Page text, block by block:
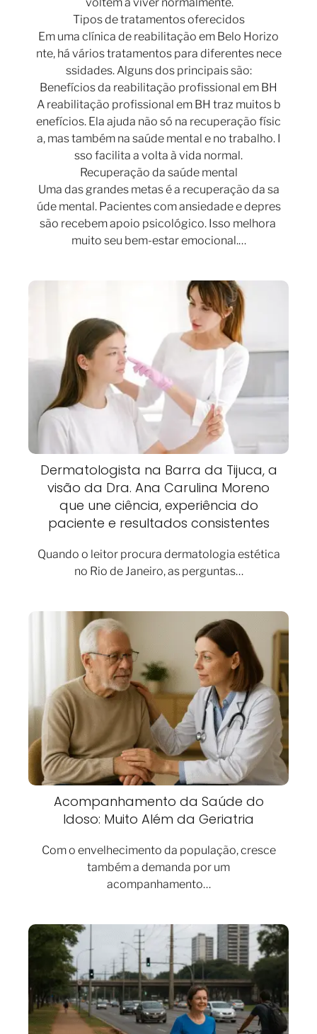
Tipos de tratamentos oferecidos
Em uma clínica de reabilitação em Belo Horizo
nte, há vários tratamentos para diferentes nece
ssidades. Alguns dos principais são:
Benefícios da reabilitação profissional em BH
A reabilitação profissional em BH traz muitos b
enefícios. Ela ajuda não só na recuperação físic
a, mas também na saúde mental e no trabalho. I
sso facilita a volta à vida normal.
Recuperação da saúde mental
Uma das grandes metas é a recuperação da sa
úde mental. Pacientes com ansiedade e depres
são recebem apoio psicológico. Isso melhora
muito seu bem-estar emocional.…
Dermatologista na Barra da Tijuca, a
visão da Dra. Ana Carulina Moreno
que une ciência, experiência do
paciente e resultados consistentes
Quando o leitor procura dermatologia estética
no Rio de Janeiro, as perguntas…
Acompanhamento da Saúde do
Idoso: Muito Além da Geriatria
Com o envelhecimento da população, cresce
também a demanda por um
acompanhamento…